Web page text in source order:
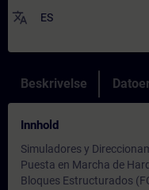
translate ES
Beskrivelse
Innhold
Simuladores y
Puesta en Marcha de
Bloques Estructurados